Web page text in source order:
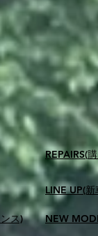
ス)
​REPAIRS(
LINE UP(新
NEW